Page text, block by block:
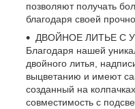
позволяют получать
благодаря своей
ДВОЙНОЕ ЛИТЬЕ С
Благодаря нашей
двойного литья,
выцветанию и имеют
созданный на
совместимость с